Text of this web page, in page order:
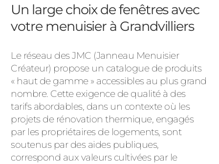
Un large choix de fenêtres avec
votre menuisier à Grandvilliers
Le réseau des JMC (Janneau Menuisier
Créateur) propose un catalogue de produits
« haut de gamme » accessibles au plus grand
nombre. Cette exigence de qualité à des
tarifs abordables, dans un contexte où les
projets de rénovation thermique, engagés
par les propriétaires de logements, sont
soutenus par des aides publiques,
correspond aux valeurs cultivées par le
ACIER